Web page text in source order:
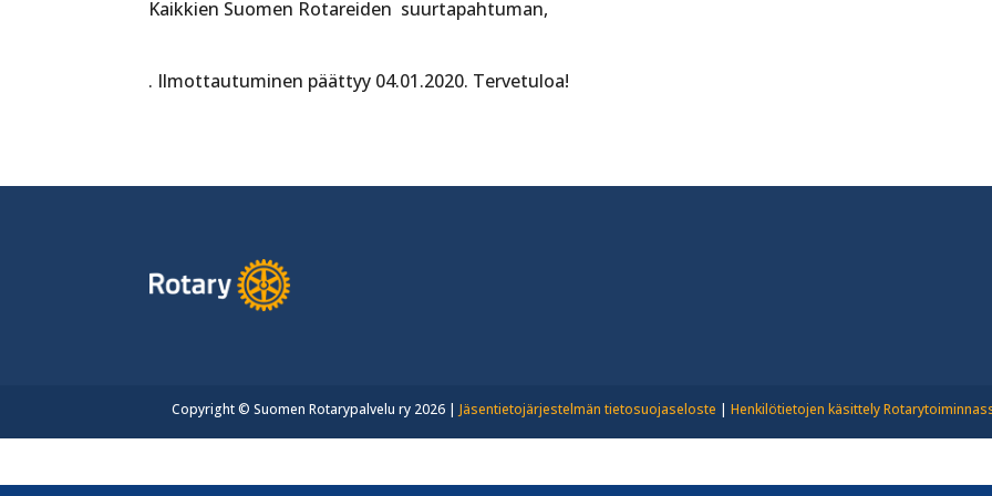
Kaikkien Suomen Rotareiden suurtapahtuman,
. Ilmottautuminen päättyy 04.01.2020. Tervetuloa!
Copyright © Suomen Rotarypalvelu ry 2026 | Jäsentietojärjestelmän tietosuojaseloste | Henkilötietojen käsittely